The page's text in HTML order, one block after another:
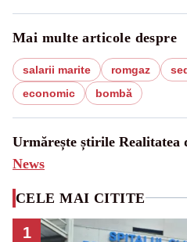
Mai multe articole despre
salarii marite romgaz
economic
bombă
Urmărește știrile Realitatea
News
CELE MAI CITITE
1